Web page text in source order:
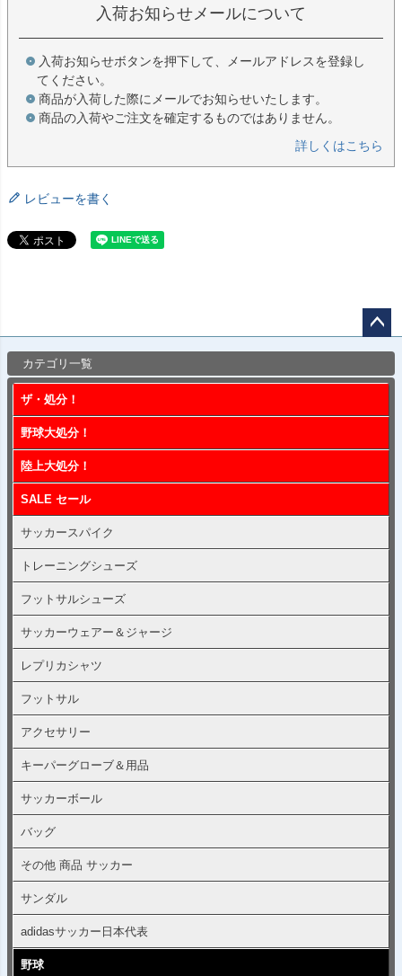
入荷お知らせメールについて
入荷お知らせボタンを押下して、メールアドレスを登録し
てください。
商品が入荷した際にメールでお知らせいたします。
商品の入荷やご注文を確定するものではありません。
詳しくはこちら
レビューを書く
カテゴリ一覧
ザ・処分！
野球大処分！
陸上大処分！
SALE セール
サッカースパイク
トレーニングシューズ
フットサルシューズ
サッカーウェアー＆ジャージ
レプリカシャツ
フットサル
アクセサリー
キーパーグローブ＆用品
サッカーボール
バッグ
その他 商品 サッカー
サンダル
adidasサッカー日本代表
野球
ップ